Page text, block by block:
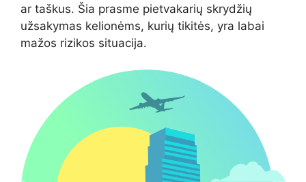
ar taškus. Šia prasme pietvakarių skrydžių
užsakymas kelionėms, kurių tikitės, yra labai
mažos rizikos situacija.